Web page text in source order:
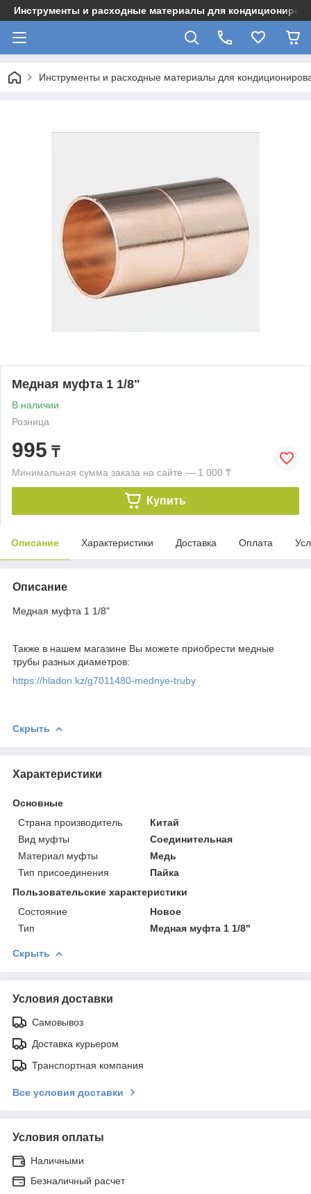
Инструменты и расходные материалы для
Инструменты и расходные материалы для
Медная муфта 1 1/8"
В наличии
Розница
995 ₸
Минимальная сумма заказа на сайте — 1 000 ₸
Купить
Описание Характеристики Доставка Оплата
Описание
Медная муфта 1 1/8"
Также в нашем магазине Вы можете приобрести медные
трубы разных диаметров:
https://hladon.kz/g7011480-mednye-truby
Скрыть
Характеристики
Основные
Страна производитель
Китай
Вид муфты
Соединительная
Материал муфты
Медь
Тип присоединения
Пайка
Пользовательские характеристики
Состояние
Новое
Тип
Медная муфта 1 1/8"
Скрыть
Условия доставки
Самовывоз
Доставка курьером
Транспортная компания
Все условия доставки
Условия оплаты
Наличными
Безналичный расчет